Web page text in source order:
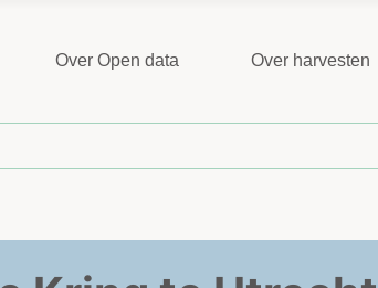
Over Open data Over harvesten